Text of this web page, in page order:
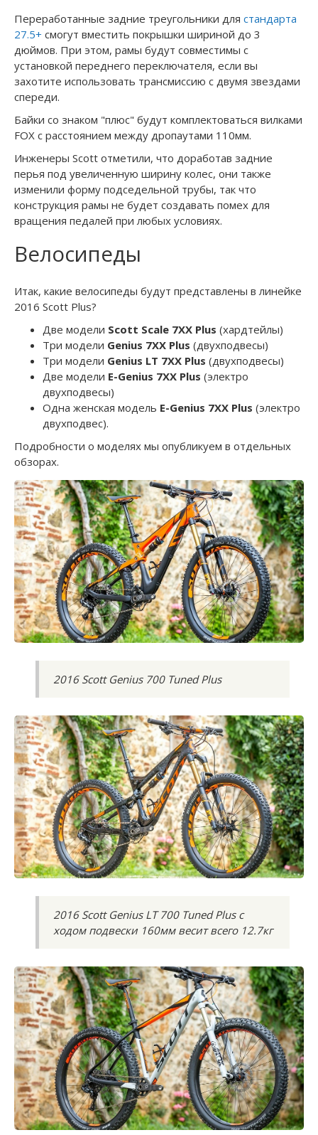
Переработанные задние треугольники для стандарта
27.5+ смогут вместить покрышки шириной до 3
дюймов. При этом, рамы будут совместимы с
установкой переднего переключателя, если вы
захотите использовать трансмиссию с двумя звездами
спереди.
Байки со знаком "плюс" будут комплектоваться вилками
FOX с расстоянием между дропаутами 110мм.
Инженеры Scott отметили, что доработав задние
перья под увеличенную ширину колес, они также
изменили форму подседельной трубы, так что
конструкция рамы не будет создавать помех для
вращения педалей при любых условиях.
Велосипеды
Итак, какие велосипеды будут представлены в линейке
2016 Scott Plus?
Две модели Scott Scale 7XX Plus (хардтейлы)
Три модели Genius 7XX Plus (двухподвесы)
Три модели Genius LT 7XX Plus (двухподвесы)
Две модели E-Genius 7XX Plus (электро
двухподвесы)
Одна женская модель E-Genius 7XX Plus (электро
двухподвес).
Подробности о моделях мы опубликуем в отдельных
обзорах.
2016 Scott Genius 700 Tuned Plus
2016 Scott Genius LT 700 Tuned Plus с
ходом подвески 160мм весит всего 12.7кг